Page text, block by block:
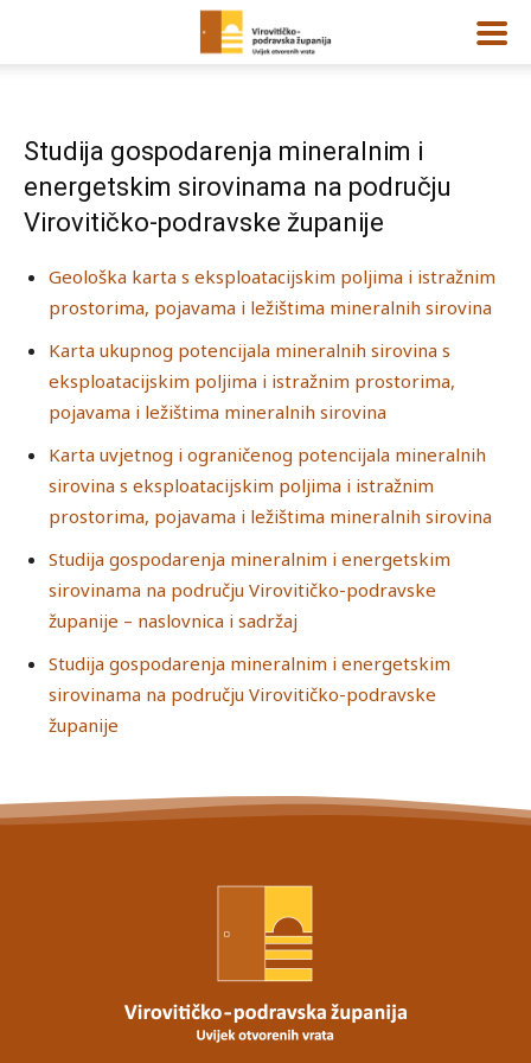
Studija gospodarenja mineralnim i
energetskim sirovinama na području
Virovitičko-podravske županije
Geološka karta s eksploatacijskim poljima i istražnim
prostorima, pojavama i ležištima mineralnih sirovina
Karta ukupnog potencijala mineralnih sirovina s
eksploatacijskim poljima i istražnim prostorima,
pojavama i ležištima mineralnih sirovina
Karta uvjetnog i ograničenog potencijala mineralnih
sirovina s eksploatacijskim poljima i istražnim
prostorima, pojavama i ležištima mineralnih sirovina
Studija gospodarenja mineralnim i energetskim
sirovinama na području Virovitičko-podravske
županije – naslovnica i sadržaj
Studija gospodarenja mineralnim i energetskim
sirovinama na području Virovitičko-podravske
županije